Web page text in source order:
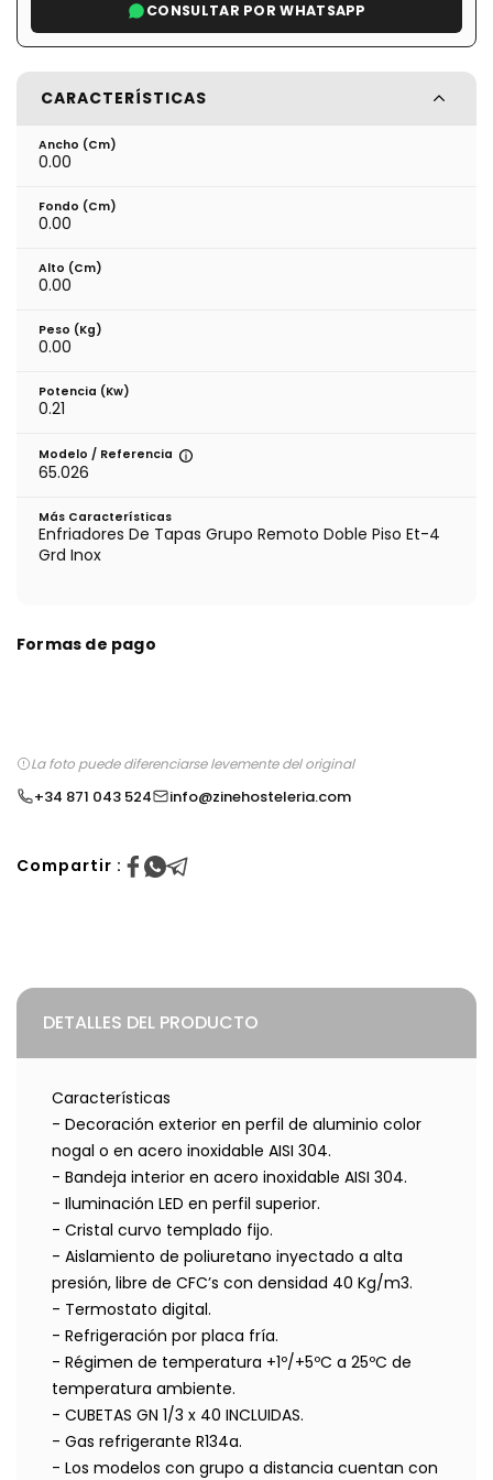
CONSULTAR POR WHATSAPP
CARACTERÍSTICAS
Ancho (cm)
0.00
Fondo (cm)
0.00
Alto (cm)
0.00
Peso (kg)
0.00
Potencia (Kw)
0.21
Modelo / Referencia
65.026
Más Características
Enfriadores De Tapas Grupo Remoto Doble Piso Et-4
Grd Inox
Formas de pago
La foto puede diferenciarse levemente del original
+34 871 043 524 info@zinehosteleria.com
Compartir :
DETALLES DEL PRODUCTO
Características
- Decoración exterior en perfil de aluminio color
nogal o en acero inoxidable AISI 304.
- Bandeja interior en acero inoxidable AISI 304.
- Iluminación LED en perfil superior.
- Cristal curvo templado fijo.
- Aislamiento de poliuretano inyectado a alta
presión, libre de CFC’s con densidad 40 Kg/m3.
- Termostato digital.
- Refrigeración por placa fría.
- Régimen de temperatura +1º/+5ºC a 25ºC de
temperatura ambiente.
- CUBETAS GN 1/3 x 40 INCLUIDAS.
- Gas refrigerante R134a.
- Los modelos con grupo a distancia cuentan con